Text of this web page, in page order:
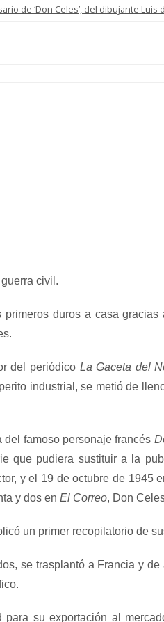
de ‘Don Celes’, del dibujante Luis
civil.
duros a casa
del periódico La Gaceta del
industrial, se metió de
del famoso personaje francés
que pudiera sustituir a la
y el 19 de octubre de
y dos en El Correo, Don
un primer recopilatorio de
se trasplantó a Francia y
su exportación al